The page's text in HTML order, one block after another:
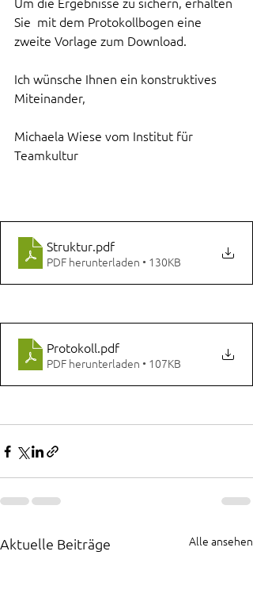
Sie  mit dem Protokollbogen eine
zweite Vorlage zum Download.
Ich wünsche Ihnen ein konstruktives
Miteinander,
Michaela Wiese vom Institut für
Teamkultur
Struktur.pdf
PDF herunterladen • 130KB
Protokoll.pdf
PDF herunterladen • 107KB
Aktuelle Beiträge Alle ansehen